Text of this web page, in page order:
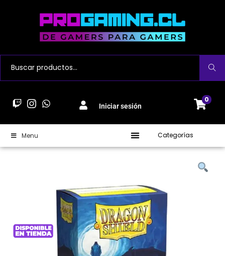
Buscar
Iniciar sesión
0
Menu Categorías